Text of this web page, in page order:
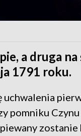
a druga
1791 roku.
uchwalenia
pomniku